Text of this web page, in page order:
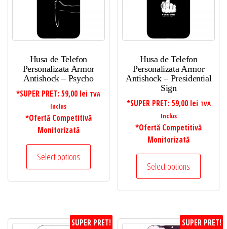
Husa de Telefon
Personalizata Armor
Antishock – Psycho
*SUPER PRET:59,00 lei TVA
Inclus
*Ofertă Competitivă
Monitorizată
Select options
Husa de Telefon
Personalizata Armor
Antishock – Presidential
Sign
*SUPER PRET: 59,00 lei TVA
Inclus
*Ofertă Competitivă
Monitorizată
Select options
SUPER PRET! SUPER PRET!